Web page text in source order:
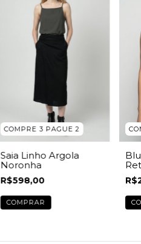
COMPRE 3 PAGUE 2
Saia Linho Argola
Noronha
R$598,00
COMPRAR